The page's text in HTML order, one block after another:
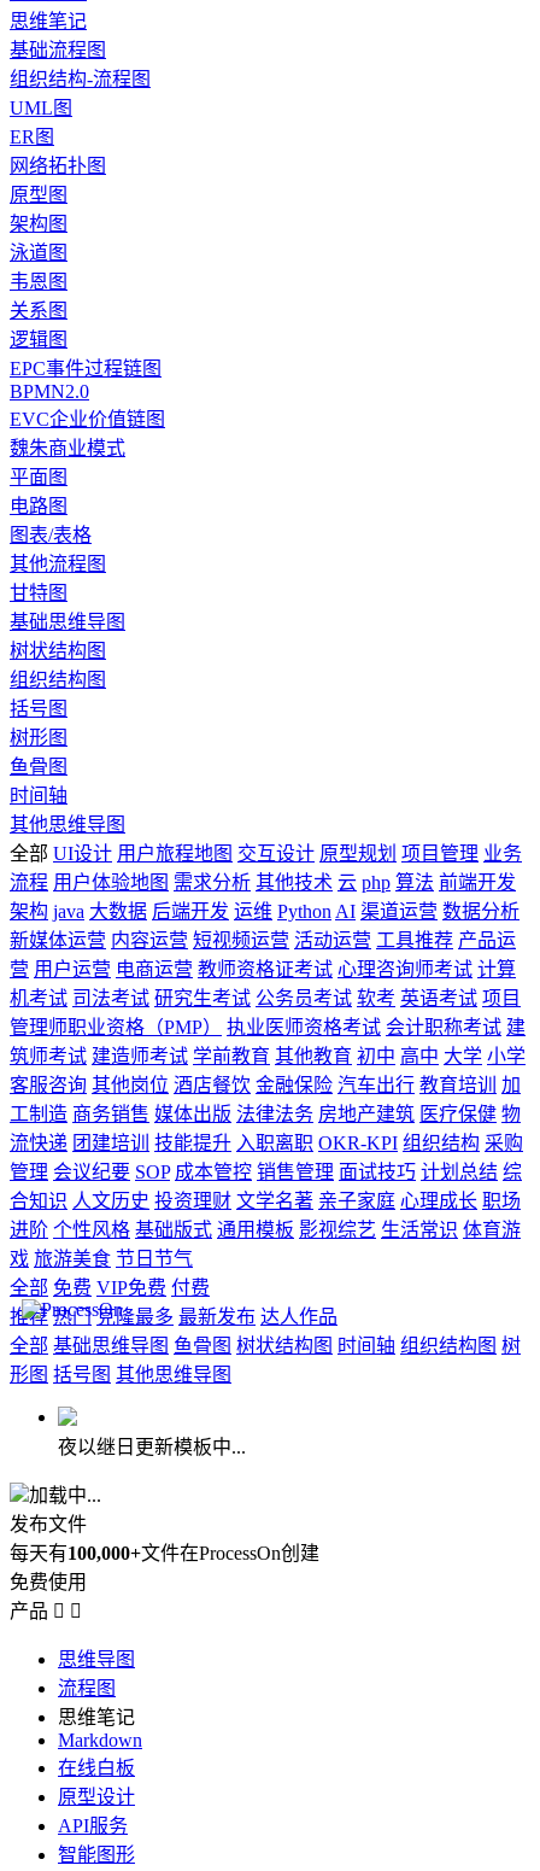
思维笔记
基础流程图
组织结构-流程图
UML图
ER图
网络拓扑图
原型图
架构图
泳道图
韦恩图
关系图
逻辑图
EPC事件过程链图
BPMN2.0
EVC企业价值链图
魏朱商业模式
平面图
电路图
图表/表格
其他流程图
甘特图
基础思维导图
树状结构图
组织结构图
括号图
树形图
鱼骨图
时间轴
其他思维导图
全部 UI设计 用户旅程地图 交互设计 原型规划 项目管理 业务
流程 用户体验地图 需求分析 其他技术 云 php 算法 前端开发
架构 java 大数据 后端开发 运维 Python AI 渠道运营 数据分析
新媒体运营 内容运营 短视频运营 活动运营 工具推荐 产品运
营 用户运营 电商运营 教师资格证考试 心理咨询师考试 计算
机考试 司法考试 研究生考试 公务员考试 软考 英语考试 项目
管理师职业资格（PMP）
执业医师资格考试 会计职称考试 建
筑师考试 建造师考试 学前教育 其他教育 初中 高中 大学 小学
客服咨询 其他岗位 酒店餐饮 金融保险 汽车出行 教育培训
加
工制造 商务销售 媒体出版 法律法务 房地产建筑 医疗保健 物
流快递 团建培训 技能提升 入职离职 OKR-KPI 组织结构 采购
管理 会议纪要 SOP 成本管控 销售管理 面试技巧 计划总结 综
合知识 人文历史 投资理财 文学名著 亲子家庭 心理成长 职场
进阶 个性风格 基础版式 通用模板 影视综艺 生活常识 体育游
戏 旅游美食 节日节气
全部 免费 VIP免费 付费
推荐 热门 克隆最多 最新发布 达人作品
全部 基础思维导图 鱼骨图 树状结构图 时间轴 组织结构图 树
形图 括号图 其他思维导图
夜以继日更新模板中...
加载中...
发布文件
每天有100,000+文件在ProcessOn创建
免费使用
产品  
思维导图
流程图
思维笔记
Markdown
在线白板
原型设计
API服务
智能图形